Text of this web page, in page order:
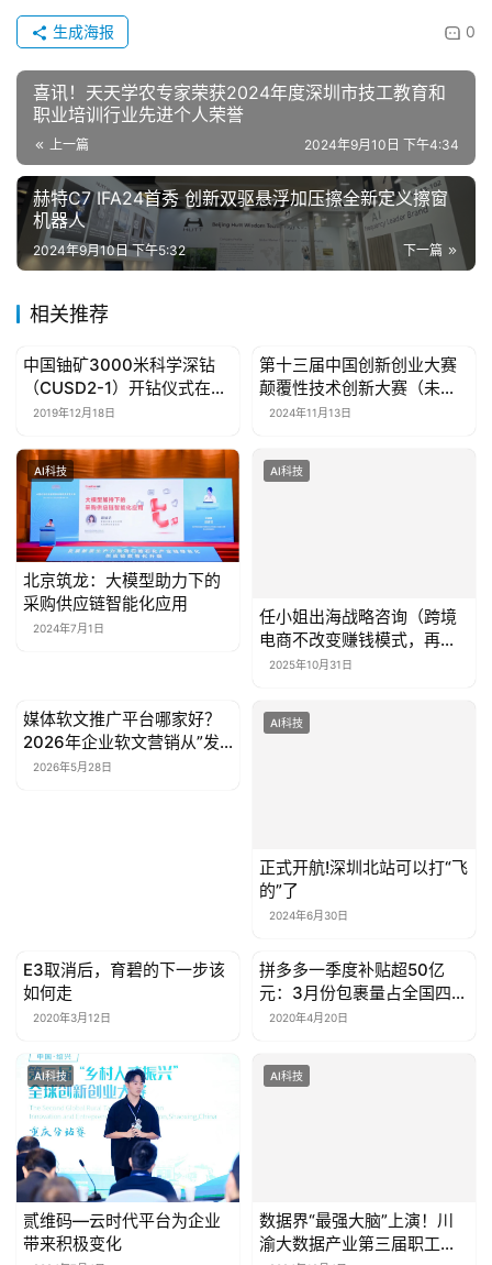
尚
健
康
资
讯
关
于
们
联
系
们
0
生成海报
喜讯！天天学农专家荣获2024年度深圳市技工教育和
职业培训行业先进个人荣誉
上一篇 2024年9月10日 下午4:34
赫特C7 IFA24首秀 创新双驱悬浮加压擦全新定义擦窗
机器人
下一篇
2024年9月10日 下午5:32
相关推荐
AI科技
中国铀矿3000米科学深钻
（CUSD2-1）开钻仪式在江
西相山铀矿田顺利举行
2019年12月18日
AI科技
第十三届中国创新创业大赛
颠覆性技术创新大赛（未来
材料领域赛）在大连高新区
2024年11月13日
AI科技
北京筑龙：大模型助力下的
采购供应链智能化应用
2024年7月1日
AI科技
任小姐出海战略咨询（跨境
电商不改变赚钱模式，再好
的产品也难逃亏损命运！）
2025年10月31日
AI科技
媒体软文推广平台哪家好？
2026年企业软文营销从”发
出去”到”被收录”的升级路径
2026年5月28日
AI科技
的”了
2024年6月30日
如何走
2020年3月12日
元：3月份包裹量占全国四分
之一2020年4月20日
AI科技
贰维码—云时代平台为企业
带来积极变化
2024年7月4日
渝大数据产业第三届职工创
新大赛决赛在雅安举行
2024年12月4日